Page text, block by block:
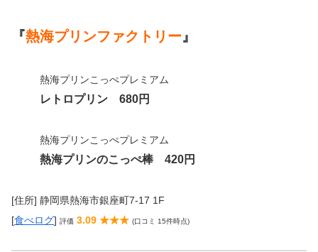
『熱海プリンファクトリー』
熱海プリンこっぺプレミアム
レトロプリン 680円
熱海プリンこっぺプレミアム
熱海プリンのこっぺ棒 420円
[住所] 静岡県熱海市銀座町7-17 1F
[食べログ] 評価 3.09 ★★★ (口コミ 15件時点)